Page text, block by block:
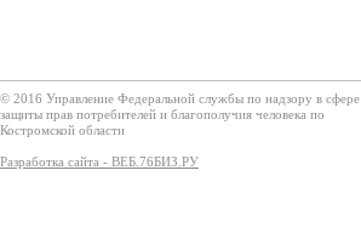
© 2016 Управление Федеральной службы по надзору в сфере
защиты прав потребителей и благополучия человека по
Костромской области
Разработка сайта - ВЕБ.76БИЗ.РУ